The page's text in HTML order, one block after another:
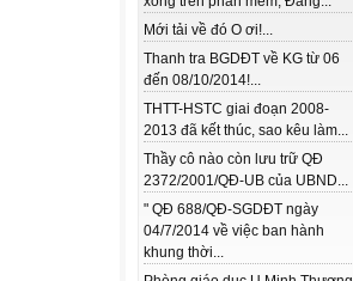
Mới tải về đó O ơi!...
Thanh tra BGDĐT về KG từ 06
đến 08/10/2014!...
THTT-HSTC giai đoạn 2008-
2013 đã kết thúc, sao kêu làm...
Thầy cô nào còn lưu trữ QĐ
2372/2001/QĐ-UB của UBND...
" QĐ 688/QĐ-SGDĐT ngày
04/7/2014 về việc ban hành
khung thời...